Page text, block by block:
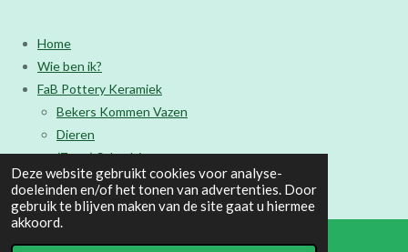
Deze website gebruikt cookies voor analyse-
doeleinden en/of het tonen van advertenties. Door
gebruik te blijven maken van de site gaat u hiermee
akkoord.
Home
Wie ben ik?
FaB Pottery Keramiek
Bekers Kommen Vazen
Dieren
(Zeep) Schaaltjes
Huis en tuin
FaB Soapery